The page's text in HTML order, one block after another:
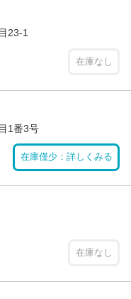
23-1
在庫なし
1番3号
在庫僅少：詳しくみる
在庫なし